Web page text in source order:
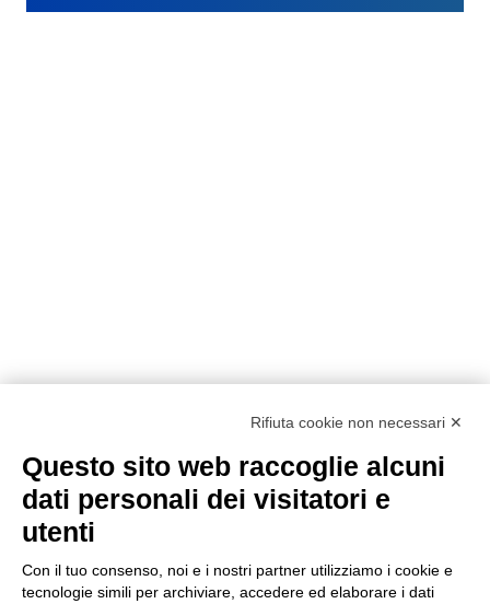
Rifiuta cookie non necessari ✕
Questo sito web raccoglie alcuni
dati personali dei visitatori e
utenti
Con il tuo consenso, noi e i nostri partner utilizziamo i cookie e
tecnologie simili per archiviare, accedere ed elaborare i dati